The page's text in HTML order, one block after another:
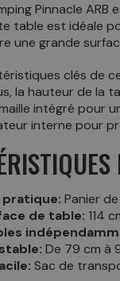
Pinnacle
table est idéale
une grande
clés de
la hauteur de la
intégré pour
interne pour
pratique: Panier
de table: 114
De 79 cm à
Sac de